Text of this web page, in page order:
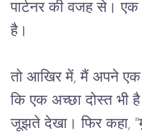
पार्टनर की वजह से।
है।
तो आखिर में, मैं अपने एक
कि एक अच्छा दोस्त
जूझते देखा। फिर कहा,